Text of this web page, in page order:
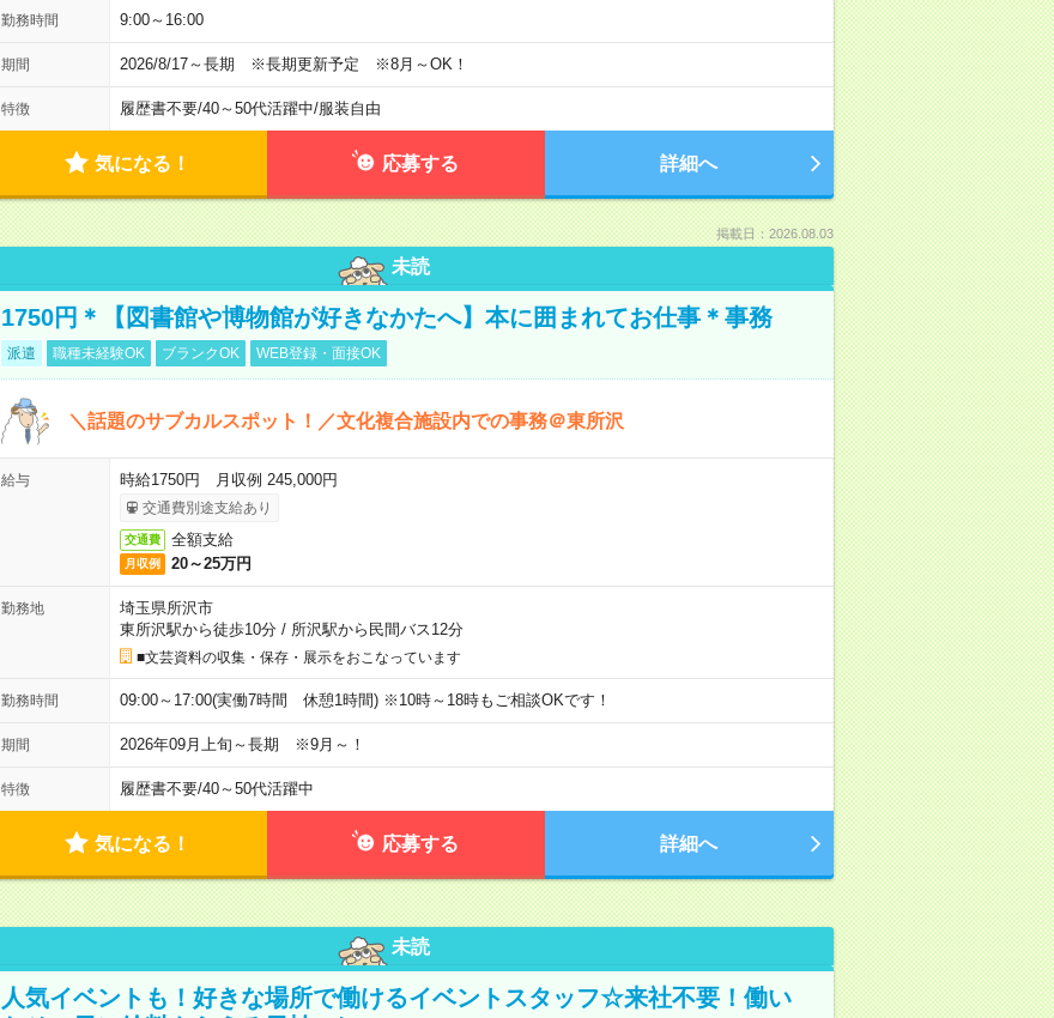
勤務時間 9:00～16:00
期間 2026/8/17～長期 ※長期更新予定 ※8月～OK！
特徴 履歴書不要/40～50代活躍中/服装自由
気になる！ 応募する 詳細へ
掲載日：2026.08.03
未読
1750円＊【図書館や博物館が好きなかたへ】本に囲まれてお仕事＊事務
派遣 職種未経験OK ブランクOK WEB登録・面接OK
＼話題のサブカルスポット！／文化複合施設内での事務＠東所沢
給与 時給1750円 月収例 245,000円
交通費別途支給あり
交通費 全額支給
月収例 20～25万円
勤務地
埼玉県所沢市
東所沢駅から徒歩10分/ 所沢駅から民間バス12分
■文芸資料の収集・保存・展示をおこなっています
勤務時間 09:00～17:00(実働7時間 休憩1時間) ※10時～18時もご相談OKです！
期間 2026年09月上旬～長期 ※9月～！
特徴 履歴書不要/40～50代活躍中
気になる！ 応募する 詳細へ
未読
人気イベントも！好きな場所で働けるイベントスタッフ☆来社不要！働い